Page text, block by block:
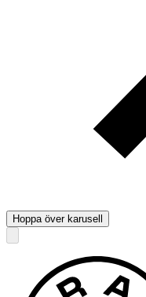
Hoppa över karusell